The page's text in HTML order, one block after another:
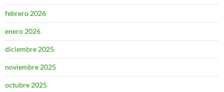
febrero 2026
enero 2026
diciembre 2025
noviembre 2025
octubre 2025